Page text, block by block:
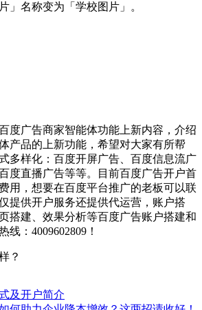
」名称变为「学校图片」。
度广告商家智能体功能上新内容，介绍
产品的上新功能，希望对大家有所帮
多样化：百度开屏广告、百度信息流广
度直播广告等等。目前百度广告开户首
用，想要在百度平台推广的老板可以联
提供开户服务还提供代运营，账户搭
搭建、效果分析等百度广告账户搭建和
：4009602809！
？
及开户简介